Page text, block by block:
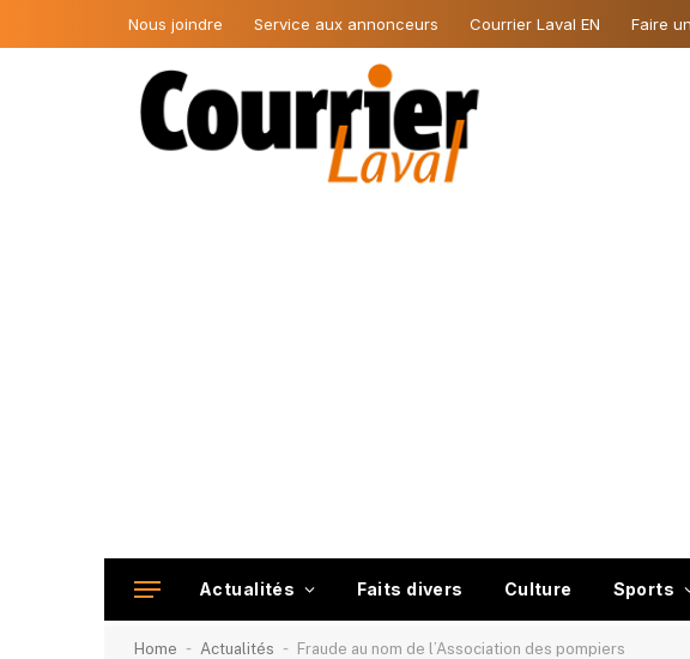
Nous joindre Service aux annonceurs Courrier Laval EN Faire
Actualités Faits divers Culture Sports
Home - Actualités - Fraude au nom de l’Association des pompiers